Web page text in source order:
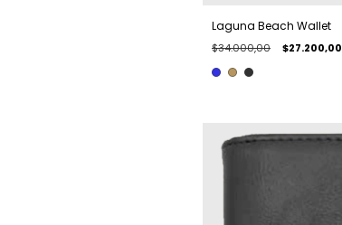
Laguna Beach Wallet
$34.000,00 $27.200,00